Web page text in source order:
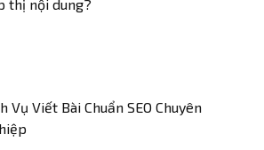
thị nội dung?
Vụ Viết Bài Chuẩn SEO Chuyên